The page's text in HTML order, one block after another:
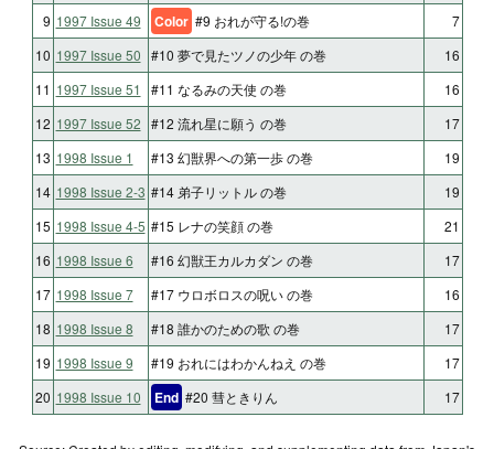
9 1997 Issue 49 Color #9 おれが守る!の巻
7
10 1997 Issue 50 #10 夢で見たツノの少年 の巻
16
11 1997 Issue 51 #11 なるみの天使 の巻
16
12 1997 Issue 52 #12 流れ星に願う の巻
17
13 1998 Issue 1 #13 幻獣界への第一歩 の巻
19
14 1998 Issue 2-3 #14 弟子リットル の巻
19
15 1998 Issue 4-5 #15 レナの笑顔 の巻
21
16 1998 Issue 6 #16 幻獣王カルカダン の巻
17
17 1998 Issue 7 #17 ウロボロスの呪い の巻
16
18 1998 Issue 8 #18 誰かのための歌 の巻
17
19 1998 Issue 9 #19 おれにはわかんねえ の巻
17
20 1998 Issue 10 End #20 彗ときりん 17